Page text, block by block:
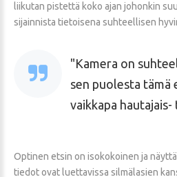
liikutan pistettä koko ajan johonkin
sijainnista tietoisena suhteellisen
Kamera on
sen puolesta tämä
vaikkapa hautajais-
Optinen etsin on isokokoinen ja
tiedot ovat luettavissa silmälasien